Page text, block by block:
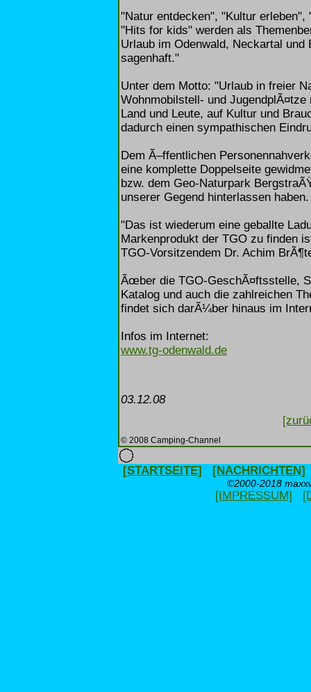
"Natur entdecken", "Kultur
"Hits for kids" werden als
Urlaub im Odenwald, Neckartal
sagenhaft."
Unter dem Motto: "Urlaub in freier
Wohnmobilstell- und
Land und Leute, auf Kultur und
dadurch einen sympathischen
Dem Ã–ffentlichen
eine komplette Doppelseite
bzw. dem Geo-Naturpark
unserer Gegend hinterlassen haben.
"Das ist wiederum eine geballte
Markenprodukt der TGO zu finden
TGO-Vorsitzendem Dr. Achim
Ãœber die TGO-GeschÃ¤ftsstelle,
Katalog und auch die zahlreichen
findet sich darÃ¼ber hinaus im
Infos im Internet:
www.tg-odenwald.de
03.12.08
© 2008 Camping-Channel
[STARTSEITE] [NACHRICHTEN]
©2000-2018
[IMPRESSUM]